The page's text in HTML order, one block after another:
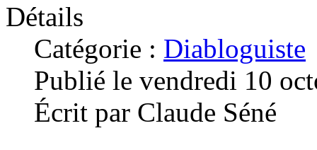
Détails
Catégorie : Diabloguiste
Publié le vendredi 10
Écrit par Claude Séné